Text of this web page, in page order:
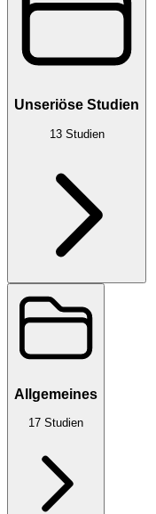
Unseriöse Studien
13 Studien
Allgemeines
17 Studien